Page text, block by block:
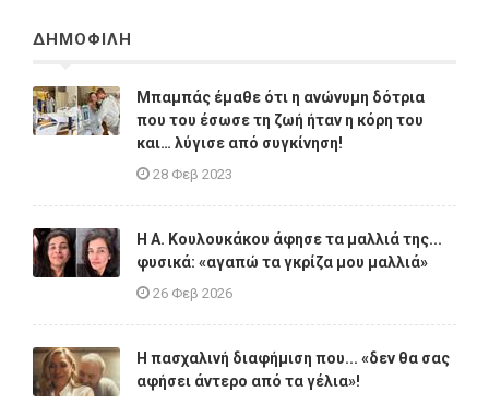
ΔΗΜΟΦΙΛΗ
Μπαμπάς έμαθε ότι η ανώνυμη δότρια
που του έσωσε τη ζωή ήταν η κόρη του
και… λύγισε από συγκίνηση!
28 Φεβ 2023
Η A. Κουλουκάκου άφησε τα μαλλιά της...
φυσικά: «αγαπώ τα γκρίζα μου μαλλιά»
26 Φεβ 2026
Η πασχαλινή διαφήμιση που... «δεν θα σας
αφήσει άντερο από τα γέλια»!